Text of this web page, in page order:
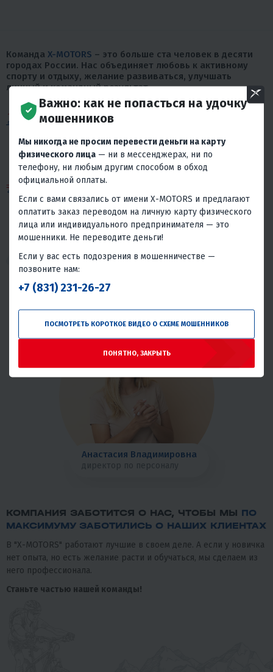
Команда X-MOTORS – это больше ста человек в десяти
городах России. Нас объединяет любовь к активному
спорту и отдыху, желание развиваться, улучшать
личный и командный результат.
10 лет назад мы первыми вывели на российский
рынок недорогие мотоциклы, сноуборды, лодки и
страстью к движению
все большее количество
людей.
Наша командане просто продает технику для
активного спорта и отдыха. Мы предлагаем людям
испытатьзахватывающие эмоции, сделать свою
жизнь ярче – и делаем эту исключительную
возможность доступной для каждого.
Колоссальный опыт в продажах помогает
сотрудникам X-MOTORS не только в работе, но и в
личной жизни – они начинают лучше понимать людей,
находить решения, исходя из личных интересов.
Анастасия Владимировна
директор по персоналу
КОМПАНИЯ ЗАБОТИТСЯ О НАС, ЧТОБЫ МЫ ПО
МАКСИМУМУ ЗАБОТИЛИСЬ О НАШИХ КЛИЕНТАХ
В "X-MOTORS" работают лучшие в своем деле. А если у новичка
нет опыта, но есть желание расти и обучаться, мы сделаем из
него профессионала.
Станьте частью нашей команды!
Важно: как не попасться на удочку
мошенников
Мы никогда не просим перевести деньги на карту
физического лица — ни в мессенджерах, ни по
телефону, ни любым другим способом в обход
официальной оплаты.
Если с вами связались от имени X-MOTORS и предлагают
оплатить заказ переводом на личную карту физического
лица или индивидуального предпринимателя — это
мошенники. Не переводите деньги!
Если у вас есть подозрения в мошенничестве —
позвоните нам:
+7 (831) 231-26-27
ПОСМОТРЕТЬ КОРОТКОЕ ВИДЕО О СХЕМЕ МОШЕННИКОВ
ПОНЯТНО, ЗАКРЫТЬ